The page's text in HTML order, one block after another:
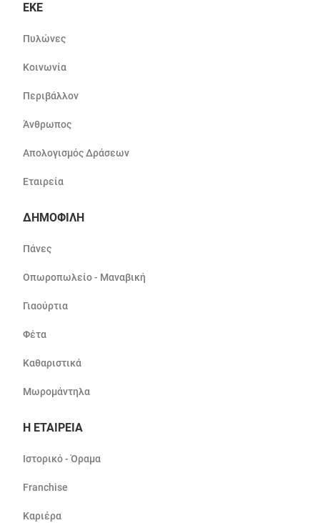
ΕΚΕ
Πυλώνες
Κοινωνία
Περιβάλλον
Άνθρωπος
Απολογισμός Δράσεων
Εταιρεία
ΔΗΜΟΦΙΛΗ
Πάνες
Οπωροπωλείο - Μαναβική
Γιαούρτια
Φέτα
Καθαριστικά
Μωρομάντηλα
Η ΕΤΑΙΡΕΙΑ
Ιστορικό - Όραμα
Franchise
Καριέρα